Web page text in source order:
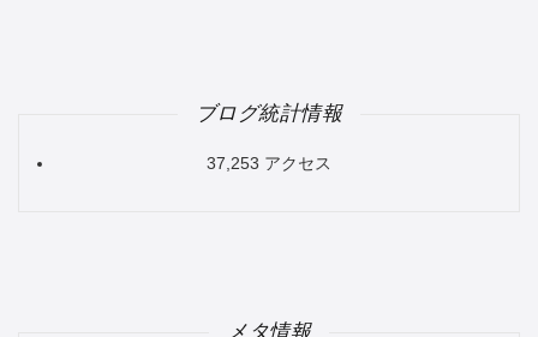
ブログ統計情報
37,253 アクセス
メタ情報